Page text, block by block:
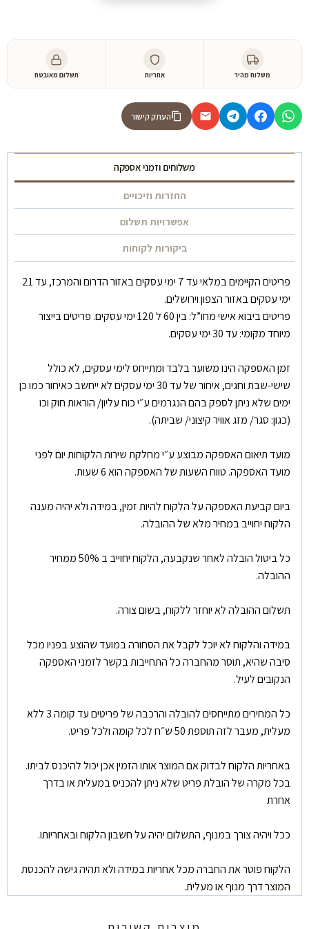
משלוח מהיר אחריות תשלום מאובטח
העתק קישור
משלוחים וזמני אספקה
החזרות וזיכויים
אפשרויות תשלום
ביקורות לקוחות
פריטים הקיימים במלאי עד 7 ימי עסקים באזור הדרום והמרכז, עד 21
ימי עסקים באזור הצפון וירושלים.
פריטים ביבוא אישי מחו”ל: בין 60 ל 120 ימי עסקים. פריטים בייצור
מיוחד מקומי: עד 30 ימי עסקים.
זמן האספקה הינו משוער בלבד ומתייחס לימי עסקים, לא כולל
שישי-שבת וחגים, איחור של עד 30 ימי עסקים לא ייחשב כאיחור כמו כן
ימים שלא ניתן לספק בהם הנגרמים ע״י כוח עליון/ הוראות חוק וכו
(כגון: סגר/ מזג אוויר קיצוני/ שביתה).
מועד תיאום האספקה מבוצע ע״י מחלקת שירות הלקוחות יום לפני
מועד האספקה. טווח השעות של האספקה הוא 6 שעות.
ביום קביעת האספקה על הלקוח להיות זמין, במידה ולא יהיה מענה
הלקוח יחוייב במחיר מלא של ההובלה.
כל ביטול הובלה לאחר שנקבעה, הלקוח יחוייב ב 50% ממחיר
ההובלה.
תשלום ההובלה לא יוחזר ללקוח, בשום צורה.
במידה והלקוח לא יוכל לקבל את הסחורה במועד שהוצע בפניו מכל
סיבה שהיא, תוסר מהחברה כל התחייבות בקשר לזמני האספקה
הנקובים לעיל.
כל המחירים מתייחסים להובלה והרכבה של פריטים עד קומה 3 ללא
מעלית, מעבר לזה תוספת 50 ש״ח לכל קומה ולכל פריט.
באחריות הלקוח לבדוק אם המוצר אותו הזמין אכן יכול להיכנס לביתו.
בכל מקרה של הובלת פריט שלא ניתן להכניס במעלית או בדרך
אחרת
ככל ויהיה צורך במנוף, התשלום יהיה על חשבון הלקוח ובאחריותו.
הלקוח פוטר את החברה מכל אחריות במידה ולא תהיה גישה להכנסת
המוצר דרך מנוף או מעלית.